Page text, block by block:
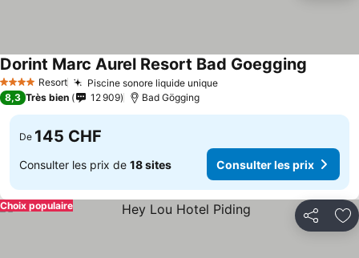
4 Étoiles Resort Piscine sonore liquide uniqueConsulter les prix
Dorint Marc Aurel Resort Bad Goegging
8,3 Très bien 12 909 Bad Gögging
De 145 CHF
Consulter les prix de 18 sites Consulter les prix
Partager
Choix populaire